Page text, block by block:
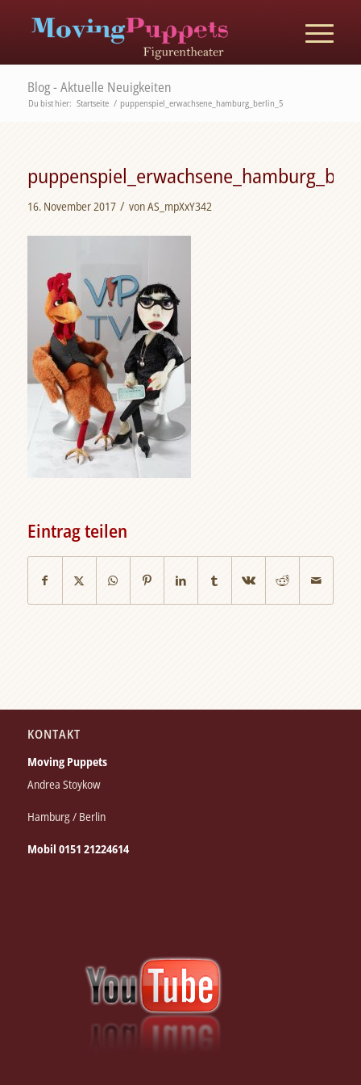
Blog - Aktuelle Neuigkeiten
Du bist hier: Startseite / puppenspiel_erwachsene_hamburg_berlin_5
16. November 2017 / vonAS_mpXxY342
Eintrag teilen
KONTAKT
Moving Puppets
Andrea Stoykow
Hamburg / Berlin
Mobil 0151 21224614